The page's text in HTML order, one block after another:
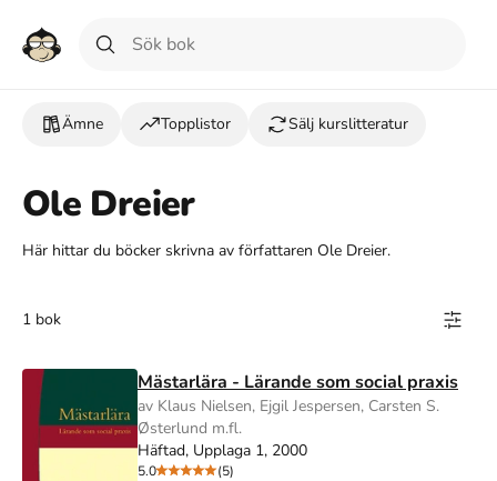
Ämne Topplistor Sälj kurslitteratur
Ole Dreier
Här hittar du böcker skrivna av författaren Ole Dreier.
1 bok
Mästarlära - Lärande som social praxis
av Klaus Nielsen, Ejgil Jespersen, Carsten S.
Østerlund m.fl.
Häftad, Upplaga 1, 2000
5.0
(5)